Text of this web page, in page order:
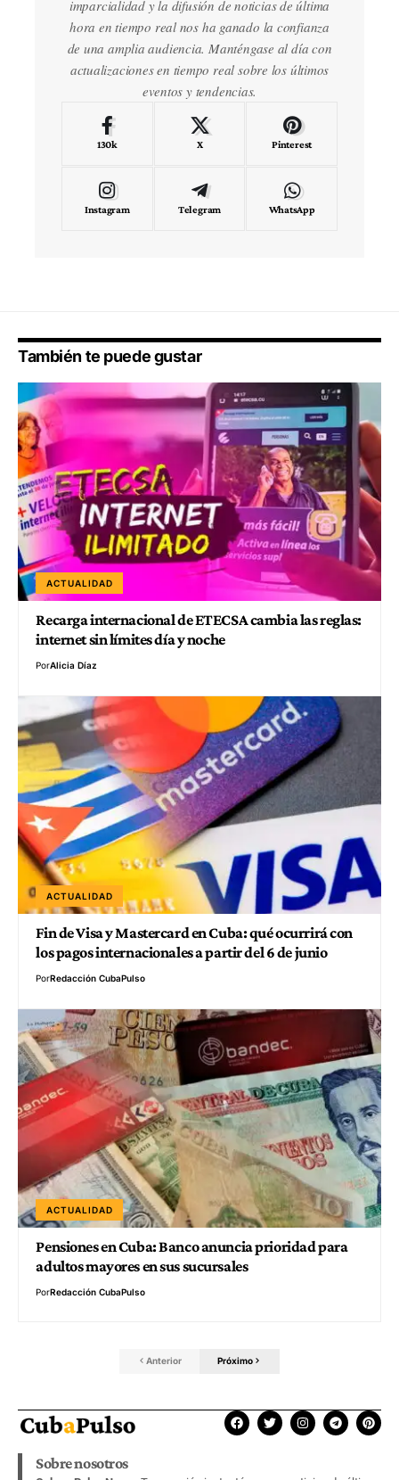
imparcialidad y la difusión de noticias de última
hora en tiempo real nos ha ganado la confianza
de una amplia audiencia. Manténgase al día con
actualizaciones en tiempo real sobre los últimos
eventos y tendencias.
130k X Pinterest
Instagram Telegram WhatsApp
También te puede gustar
ACTUALIDAD
Recarga internacional de ETECSA cambia las reglas:
internet sin límites día y noche
PorAlicia Díaz
ACTUALIDAD
Fin de Visa y Mastercard en Cuba: qué ocurrirá con
los pagos internacionales a partir del 6 de junio
PorRedacción CubaPulso
ACTUALIDAD
Pensiones en Cuba: Banco anuncia prioridad para
adultos mayores en sus sucursales
PorRedacción CubaPulso
Anterior Próximo
Sobre nosotros